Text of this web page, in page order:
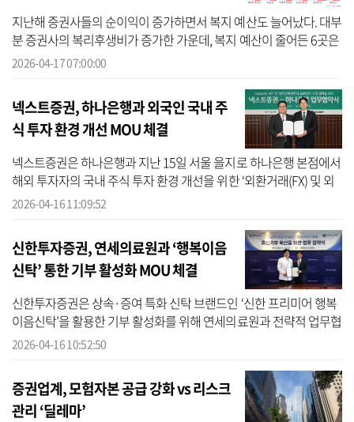
지난해 증권사들의 순이익이 증가하면서 복지 예산도 늘어났다. 대부
분 증권사의 복리후생비가 증가한 가운데, 복지 예산이 줄어든 6곳은
모두 자기자본 규모가 작은 중소형 증권사로 나타났다. 16일 금융투
2026-04-17 07:00:00
넥스트증권, 하나은행과 외국인 국내 주
식 투자 환경 개선 MOU 체결
넥스트증권은 하나은행과 지난 15일 서울 을지로 하나은행 본점에서
해외 투자자의 국내 주식 투자 환경 개선을 위한 ‘외환거래(FX) 및 외
국인 증권투자 보관업무(Custody)’에 관한 업무협약(MOU)을 체결했
2026-04-16 11:09:52
신한투자증권, 연세의료원과 ‘행복이음
신탁’ 통한 기부 활성화 MOU 체결
신한투자증권은 상속·증여 특화 신탁 브랜드인 ‘신한 프리미어 행복
이음신탁’을 활용한 기부 활성화를 위해 연세의료원과 전략적 업무협
약(MOU)을 체결했다고 16일 밝혔다. 지난해 출시된 ‘신한 프리미어
2026-04-16 10:52:50
증권업계, 모험자본 공급 강화 vs 리스크
관리 ‘딜레마’